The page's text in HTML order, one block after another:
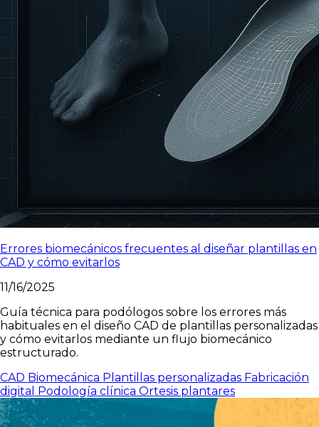
Errores biomecánicos frecuentes al diseñar plantillas en
CAD y cómo evitarlos
11/16/2025
Guía técnica para podólogos sobre los errores más
habituales en el diseño CAD de plantillas personalizadas
y cómo evitarlos mediante un flujo biomecánico
estructurado.
CAD Biomecánica Plantillas personalizadas Fabricación
digital Podología clínica Ortesis plantares